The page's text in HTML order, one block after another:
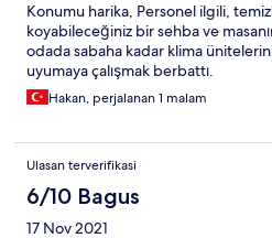
Konumu harika, Personel ilgili,
koyabileceğiniz bir sehba ve
odada sabaha kadar klima
uyumaya çalışmak berbattı.
Hakan, perjalanan 1 malam
Ulasan terverifikasi
6/10 Bagus
17 Nov 2021